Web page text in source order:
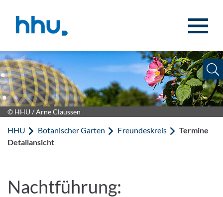
© HHU / Arne Claussen
HHU Botanischer Garten Freundeskreis
Termine
Detailansicht
Nachtführung: